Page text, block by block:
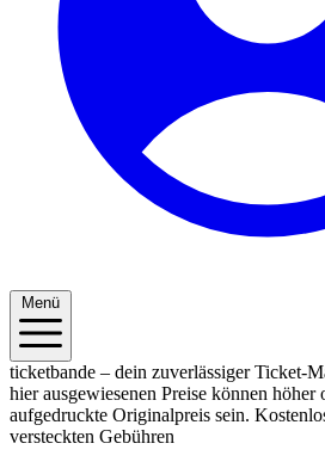
Menü
ticketbande – dein zuverlässiger Ticket-
hier ausgewiesenen Preise können höher
aufgedruckte Originalpreis sein.
versteckten Gebühren